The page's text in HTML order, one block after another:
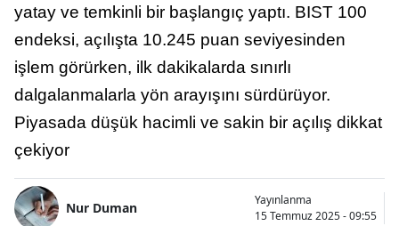
yatay ve temkinli bir başlangıç yaptı. BIST 100
endeksi, açılışta 10.245 puan seviyesinden
işlem görürken, ilk dakikalarda sınırlı
dalgalanmalarla yön arayışını sürdürüyor.
Piyasada düşük hacimli ve sakin bir açılış dikkat
çekiyor
Nur Duman
Yayınlanma
15 Temmuz 2025 - 09:55